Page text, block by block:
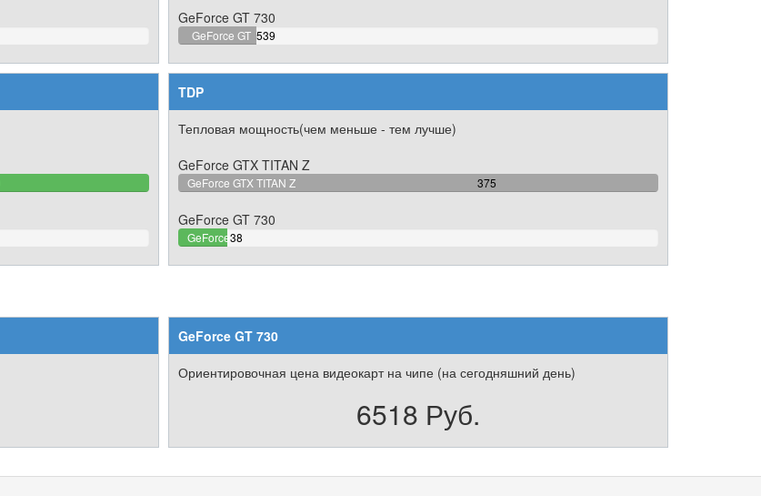
GeForce GT 730
GeForce GT 539
16.23983127448%
TDP
Тепловая мощность(чем меньше - тем лучше)
GeForce GTX TITAN Z
GeForce GTX TITAN Z 375
100%
GeForce GT 730
GeForce38
10.133333333333%
GeForce GT 730
Ориентировочная цена видеокарт на чипе (на сегодняшний день)
6518 Руб.